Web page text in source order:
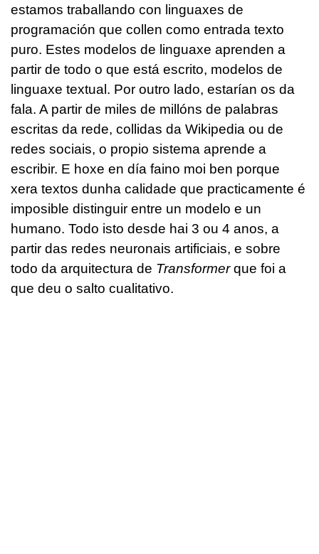
estamos traballando con linguaxes de
programación que collen como entrada texto
puro. Estes modelos de linguaxe aprenden a
partir de todo o que está escrito, modelos de
linguaxe textual. Por outro lado, estarían os da
fala. A partir de miles de millóns de palabras
escritas da rede, collidas da Wikipedia ou de
redes sociais, o propio sistema aprende a
escribir. E hoxe en día faino moi ben porque
xera textos dunha calidade que practicamente é
imposible distinguir entre un modelo e un
humano. Todo isto desde hai 3 ou 4 anos, a
partir das redes neuronais artificiais, e sobre
todo da arquitectura de Transformerque foi a
que deu o salto cualitativo.